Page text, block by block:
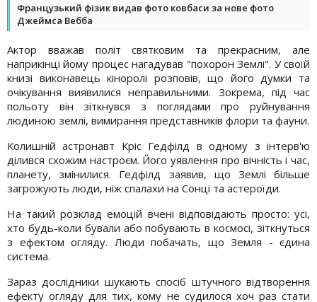
Французький фізик видав фото ковбаси за нове фото
Джеймса Вебба
Актор вважав політ святковим та прекрасним, але
наприкінці йому процес нагадував "похорон Землі". У своїй
книзі виконавець кіноролі розповів, що його думки та
очікування виявилися неправильними. Зокрема, під час
польоту він зіткнувся з поглядами про руйнування
людиною землі, вимирання представників флори та фауни.
Колишній астронавт Кріс Гедфілд в одному з інтерв'ю
ділився схожим настроєм. Його уявлення про вічність і час,
планету, змінилися. Гедфілд заявив, що Землі більше
загрожують люди, ніж спалахи на Сонці та астероїди.
На такий розклад емоцій вчені відповідають просто: усі,
хто будь-коли бували або побувають в космосі, зіткнуться
з ефектом огляду. Люди побачать, що Земля - ​​єдина
система.
Зараз дослідники шукають спосіб штучного відтворення
ефекту огляду для тих, кому не судилося хоч раз стати